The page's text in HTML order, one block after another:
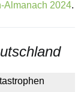
Almanach 2024.